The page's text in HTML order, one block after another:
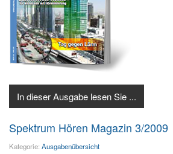
In dieser Ausgabe lesen Sie ...
Spektrum Hören Magazin 3/2009
Kategorie: Ausgabenübersicht